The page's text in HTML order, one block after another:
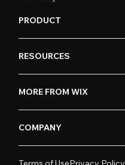
PRODUCT
RESOURCES
MORE FROM WIX
COMPANY